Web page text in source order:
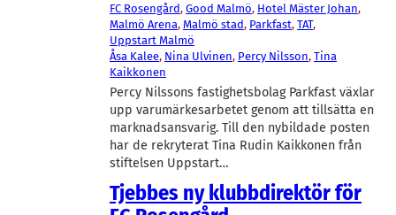
FC Rosengård, Good Malmö, Hotel Mäster Johan
Malmö Arena, Malmö stad, Parkfast, TAT
Uppstart Malmö
Åsa Kalee, Nina Ulvinen, Percy Nilsson, Tina
Kaikkonen
Percy Nilssons fastighetsbolag Parkfast växlar
upp varumärkesarbetet genom att tillsätta en
marknadsansvarig. Till den nybildade posten
har de rekryterat Tina Rudin Kaikkonen från
stiftelsen Uppstart…
Tjebbes ny klubbdirektör för